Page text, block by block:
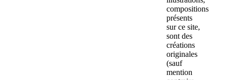
compositions
présents
sur ce site,
sont des
créations
originales
(sauf
mention